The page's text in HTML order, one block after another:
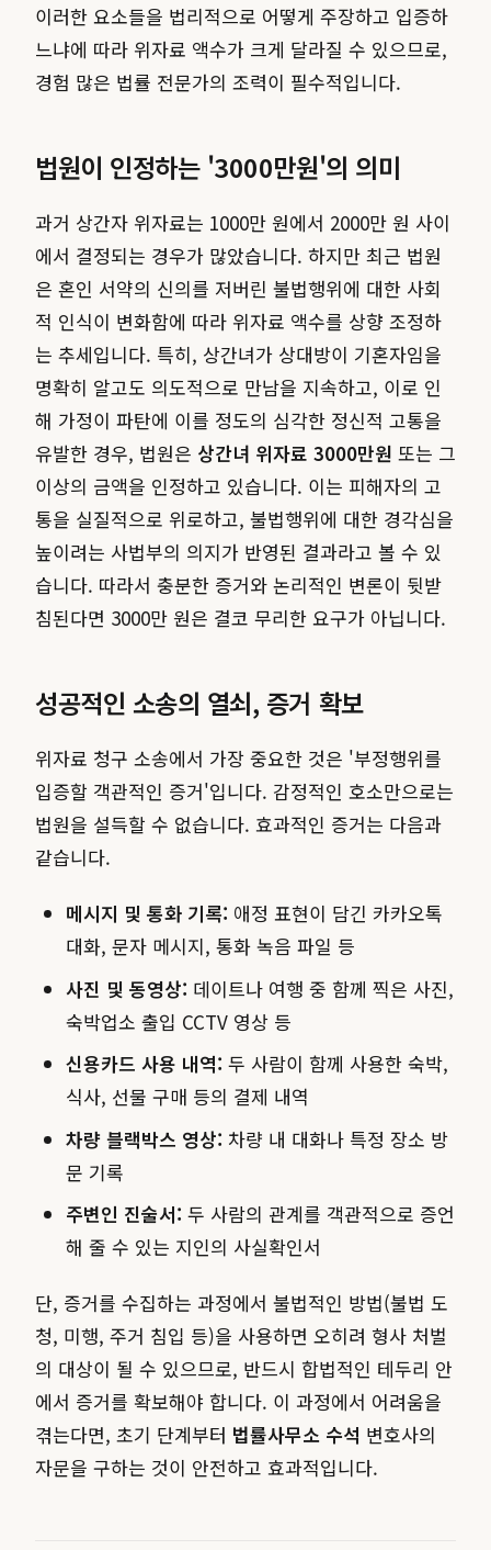
이러한 요소들을 법리적으로 어떻게 주장하고 입증하
느냐에 따라 위자료 액수가 크게 달라질 수 있으므로,
경험 많은 법률 전문가의 조력이 필수적입니다.
법원이 인정하는 '3000만원'의 의미
과거 상간자 위자료는 1000만 원에서 2000만 원 사이
에서 결정되는 경우가 많았습니다. 하지만 최근 법원
은 혼인 서약의 신의를 저버린 불법행위에 대한 사회
적 인식이 변화함에 따라 위자료 액수를 상향 조정하
는 추세입니다. 특히, 상간녀가 상대방이 기혼자임을
명확히 알고도 의도적으로 만남을 지속하고, 이로 인
해 가정이 파탄에 이를 정도의 심각한 정신적 고통을
유발한 경우, 법원은 상간녀 위자료 3000만원 또는 그
이상의 금액을 인정하고 있습니다. 이는 피해자의 고
통을 실질적으로 위로하고, 불법행위에 대한 경각심을
높이려는 사법부의 의지가 반영된 결과라고 볼 수 있
습니다. 따라서 충분한 증거와 논리적인 변론이 뒷받
침된다면 3000만 원은 결코 무리한 요구가 아닙니다.
성공적인 소송의 열쇠, 증거 확보
위자료 청구 소송에서 가장 중요한 것은 '부정행위를
입증할 객관적인 증거'입니다. 감정적인 호소만으로는
법원을 설득할 수 없습니다. 효과적인 증거는 다음과
같습니다.
메시지 및 통화 기록: 애정 표현이 담긴 카카오톡
대화, 문자 메시지, 통화 녹음 파일 등
사진 및 동영상: 데이트나 여행 중 함께 찍은 사진,
숙박업소 출입 CCTV 영상 등
신용카드 사용 내역: 두 사람이 함께 사용한 숙박,
식사, 선물 구매 등의 결제 내역
차량 블랙박스 영상: 차량 내 대화나 특정 장소 방
문 기록
주변인 진술서: 두 사람의 관계를 객관적으로 증언
해 줄 수 있는 지인의 사실확인서
단, 증거를 수집하는 과정에서 불법적인 방법(불법 도
청, 미행, 주거 침입 등)을 사용하면 오히려 형사 처벌
의 대상이 될 수 있으므로, 반드시 합법적인 테두리 안
에서 증거를 확보해야 합니다. 이 과정에서 어려움을
겪는다면, 초기 단계부터 법률사무소 수석 변호사의
자문을 구하는 것이 안전하고 효과적입니다.